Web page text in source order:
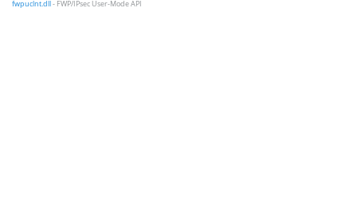
fwpuclnt.dll- FWP/IPsec User-Mode API